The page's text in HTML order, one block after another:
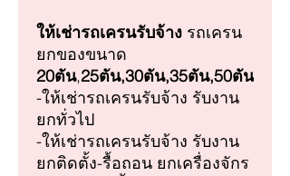
ให้เช่ารถเครนรับจ้าง รถเครน
ยกของขนาด
20ตัน,25ตัน,30ตัน,35ตัน,50ตัน
-ให้เช่ารถเครนรับจ้าง รับงาน
ยกทั่วไป
-ให้เช่ารถเครนรับจ้าง รับงาน
ยกติดตั้ง-รื้อถอน ยกเครื่องจักร